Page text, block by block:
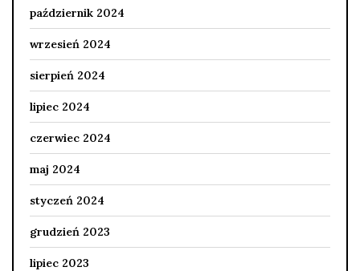
październik 2024
wrzesień 2024
sierpień 2024
lipiec 2024
czerwiec 2024
maj 2024
styczeń 2024
grudzień 2023
lipiec 2023